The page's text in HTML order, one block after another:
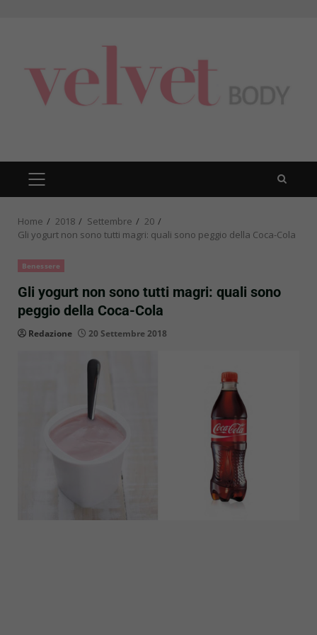
PRIMARY
MENU
Home 2018 Settembre
20
Gli yogurt non sono tutti magri: quali sono peggio della Coca-Cola
Benessere
Gli yogurt non sono tutti magri: quali sono
peggio della Coca-Cola
Redazione 20 Settembre 2018